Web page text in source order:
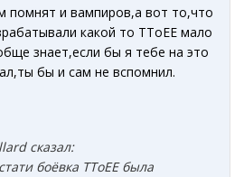
помнят и вампиров,а вот то,что
какой то TToEE мало
знает,если бы я тебе на это
бы и сам не вспомнил.
сказал:
боёвка TToEE была